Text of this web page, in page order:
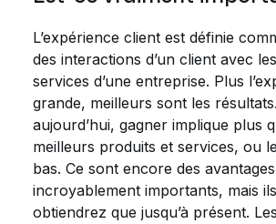
L’expérience client est définie
des interactions d’un client avec
services d’une entreprise. Plus
grande, meilleurs sont les
aujourd’hui, gagner implique plus
meilleurs produits et services, ou
bas. Ce sont encore des avantages
incroyablement importants, mais
obtiendrez que jusqu’à présent.